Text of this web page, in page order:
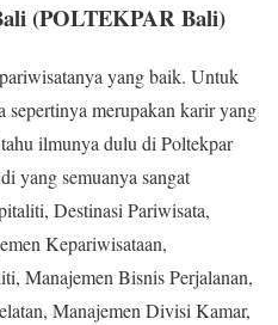
(POLTEKPAR Bali)
yang baik. Untuk
merupakan karir yang
ilmunya dulu di Poltekpar
yang semuanya sangat
Destinasi Pariwisata,
Kepariwisataan,
Manajemen Bisnis Perjalanan,
Manajemen Divisi Kamar,